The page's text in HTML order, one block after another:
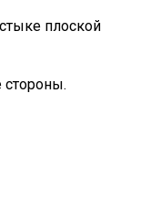
плоской
стороны.